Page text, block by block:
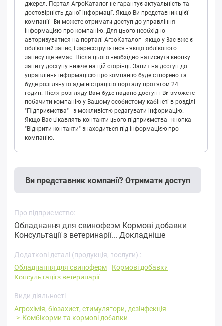
джерел. Портал АгроКаталог не гарантує актуальність та
достовірність даної інформації. Якщо Ви представник цієї
компанії - Ви можете отримати доступ до управління
інформацією про компанію. Для цього необхідно
авторизуватися на порталі АгроКаталог - якщо у Вас вже є
обліковий запис, і зареєструватися - якщо облікового
запису ще немає. Після цього необхідно натиснути кнопку
запиту доступу нижче на цій сторінці. Запит на доступ до
управління інформацією про компанію буде створено та
буде розглянуто адміністрацією порталу протягом 24
годин. Після розгляду Вам буде надано доступ і Ви зможете
побачити компанію у Вашому особистому кабінеті в розділі
"Підприємства" - з можливістю редагувати інформацію.
Якщо Вас цікавлять контакти цього підприємства - кнопка
"Відкрити контакти" знаходиться під інформацією про
компанію.
Ви представник компанії? Отримати доступ
Про підприємство:
Обладнання для свиноферм Кормові добавки
Консультації з ветеринарії... Докладніше
Додаткові деталі (продукція, послуги) :
Обладнання для свиноферм
Кормові добавки
Консультації з ветеринарії
Види діяльності
Агрохімія, біозахист, стимулятори, дезінфекція
Комбікорми та кормові добавки